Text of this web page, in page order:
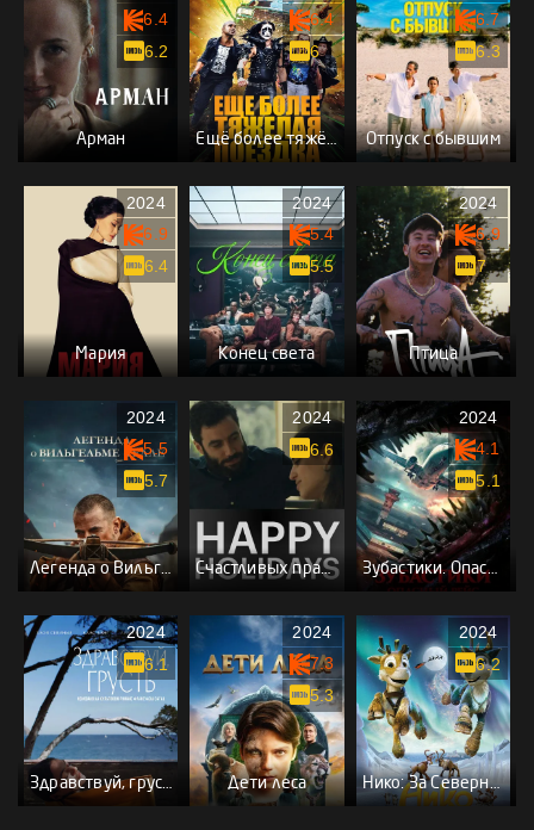
Арман
6.4
6.2
Ещё более тяжёлая поездка
6.4
6
Отпуск с бывшим
6.7
6.3
Мария
2024
6.9
6.4
Конец света
2024
5.4
5.5
Птица
2024
6.9
7
Легенда о Вильгельме Телле
2024
5.5
5.7
Счастливых праздников
2024
6.6
Зубастики. Опасный рейс
2024
4.1
5.1
Здравствуй, грусть
2024
6.1
Дети леса
2024
7.3
5.3
Нико: За Северным сиянием
2024
6.2